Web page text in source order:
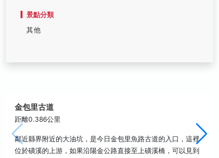
景點分類
其他
金包里古道
距離0.386公里
鄰近縣界附近的大油坑，是今日金包里魚路古道的入口，這裡
位於磺溪的上游，如果沿陽金公路直接至上磺溪橋，可以見到